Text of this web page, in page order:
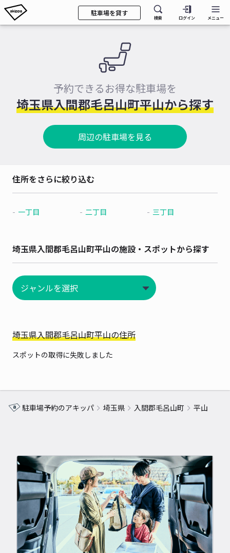
駐車場を貸す
検索 ログイン メニュー
予約できるお得な駐車場を
埼玉県入間郡毛呂山町平山から探す
周辺の駐車場を見る
住所をさらに絞り込む
一丁目 二丁目 三丁目
埼玉県入間郡毛呂山町平山の施設・スポットから探す
埼玉県入間郡毛呂山町平山の住所
スポットの取得に失敗しました
駐車場予約のアキッパ 埼玉県 入間郡毛呂山町 平山